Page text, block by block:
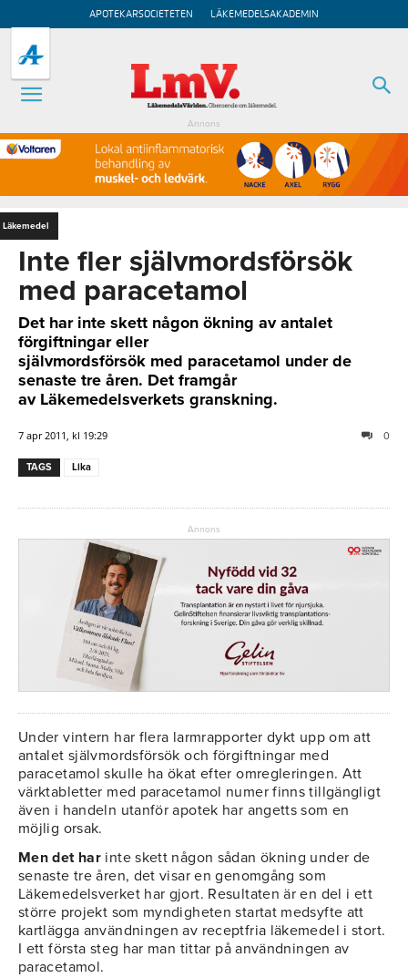
APOTEKARSOCIETETEN LÄKEMEDELSAKADEMIN
Annons
Läkemedel
Inte fler självmordsförsök
med paracetamol
Det har inte skett någon ökning av antalet
förgiftningar eller
självmordsförsök med paracetamol under de
senaste tre åren. Det framgår
av Läkemedelsverkets granskning.
7 apr 2011, kl 19:29 0
TAGS Lika
Annons
Under vintern har flera larmrapporter dykt upp om att
antalet självmordsförsök och förgiftningar med
paracetamol skulle ha ökat efter omregleringen. Att
värktabletter med paracetamol numer finns tillgängligt
även i handeln utanför apotek har angetts som en
möjlig orsak.
Men det har inte skett någon sådan ökning under de
senaste tre åren, det visar en genomgång som
Läkemedelsverket har gjort. Resultaten är en del i ett
större projekt som myndigheten startat medsyfte att
kartlägga användningen av receptfria läkemedel i stort.
I ett första steg har man tittar på användningen av
paracetamol.